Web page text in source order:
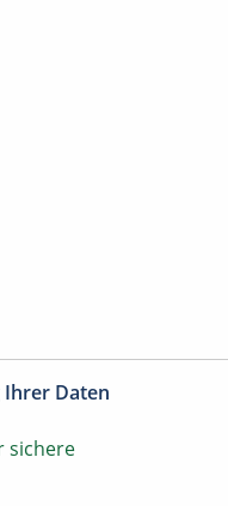
Daten
sichere